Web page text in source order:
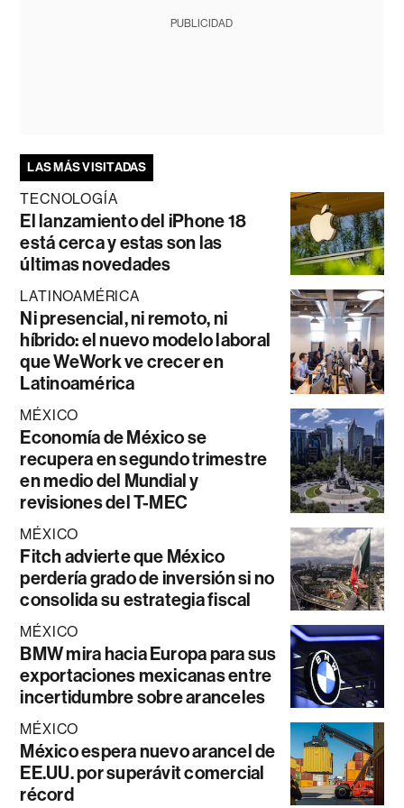
PUBLICIDAD
LAS MÁS VISITADAS
TECNOLOGÍA
El lanzamiento del iPhone 18
está cerca y estas son las
últimas novedades
LATINOAMÉRICA
Ni presencial, ni remoto, ni
híbrido: el nuevo modelo laboral
que WeWork ve crecer en
Latinoamérica
MÉXICO
Economía de México se
recupera en segundo trimestre
en medio del Mundial y
revisiones del T-MEC
MÉXICO
Fitch advierte que México
perdería grado de inversión si no
consolida su estrategia fiscal
MÉXICO
BMW mira hacia Europa para sus
exportaciones mexicanas entre
incertidumbre sobre aranceles
MÉXICO
México espera nuevo arancel de
EE.UU. por superávit comercial
récord